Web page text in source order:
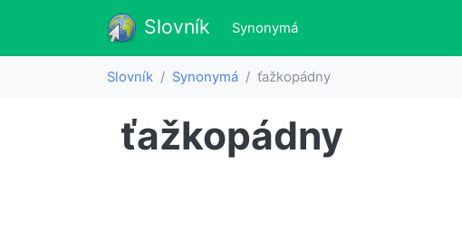
Slovník Slovník
Synonymá(aktualne)
Slovník Synonymá ťažkopádny
ťažkopádny